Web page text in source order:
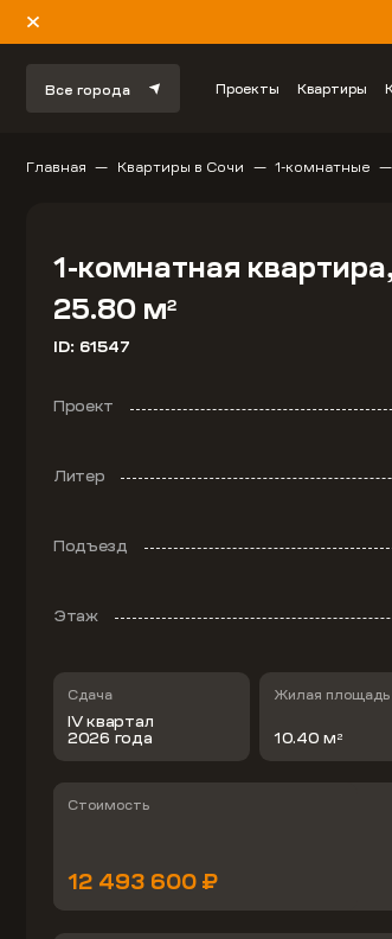
Все города Проекты Квартиры
Главная Квартиры в Сочи 1-комнатные
1-комнатная квартира,
25.80 м2
ID: 61547
Проект
Литер
Подъезд
Этаж
Сдача
IV квартал
2026 года
Жилая площадь
10.40 м 2
Стоимость
12 493 600 ₽